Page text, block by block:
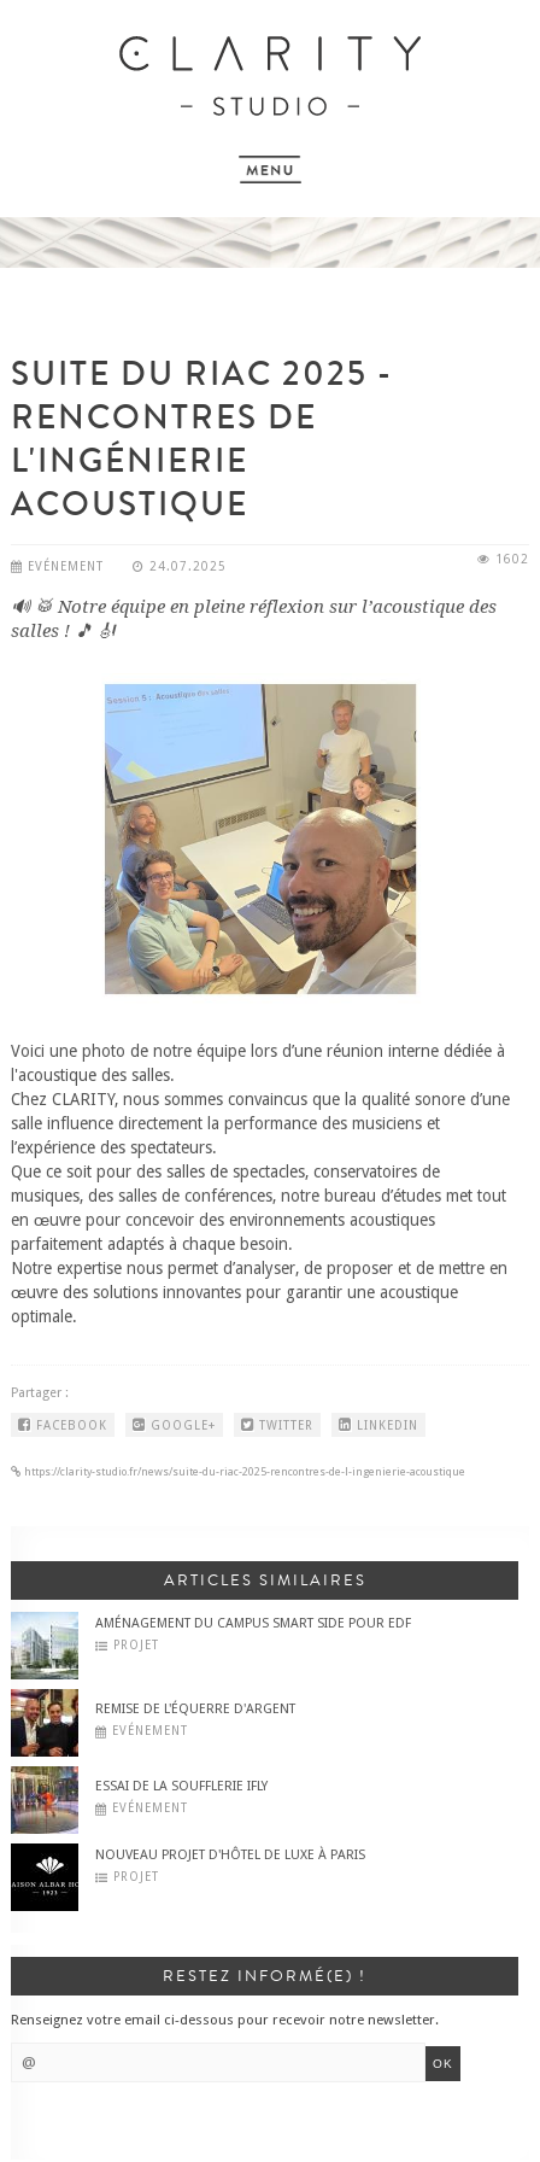
SUITE DU RIAC 2025 -
RENCONTRES DE
L'INGÉNIERIE
ACOUSTIQUE
EVÉNEMENT 24.07.2025
1602
🔊 🥁 Notre équipe en pleine réflexion sur l’acoustique des
salles ! 🎵 🎻
Voici une photo de notre équipe lors d’une réunion interne dédiée à
l'acoustique des salles.
Chez CLARITY, nous sommes convaincus que la qualité sonore d’une
salle influence directement la performance des musiciens et
l’expérience des spectateurs.
Que ce soit pour des salles de spectacles, conservatoires de
musiques, des salles de conférences, notre bureau d’études met tout
en œuvre pour concevoir des environnements acoustiques
parfaitement adaptés à chaque besoin.
Notre expertise nous permet d’analyser, de proposer et de mettre en
œuvre des solutions innovantes pour garantir une acoustique
optimale.
Partager :
FACEBOOK GOOGLE+ TWITTER LINKEDIN
https://clarity-studio.fr/news/suite-du-riac-2025-rencontres-de-l-ingenierie-acoustique
ARTICLES SIMILAIRES
AMÉNAGEMENT DU CAMPUS SMART SIDE POUR EDF
PROJET
REMISE DE L'ÉQUERRE D'ARGENT
EVÉNEMENT
ESSAI DE LA SOUFFLERIE IFLY
EVÉNEMENT
NOUVEAU PROJET D'HÔTEL DE LUXE À PARIS
PROJET
RESTEZ INFORMÉ(E) !
Renseignez votre email ci-dessous pour recevoir notre newsletter.